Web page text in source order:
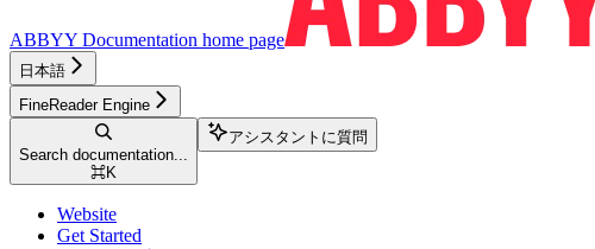
ABBYY Documentation home page
日本語
FineReader Engine
Search documentation...
⌘K
アシスタントに質問
Website
Get Started